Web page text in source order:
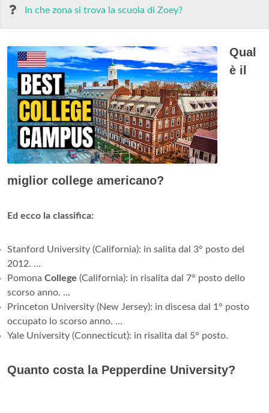
In che zona si trova la scuola di Zoey?
Qual
è il
miglior college americano?
Ed ecco la classifica:
Stanford University (California): in salita dal 3° posto del
2012. ...
Pomona College (California): in risalita dal 7° posto dello
scorso anno. ...
Princeton University (New Jersey): in discesa dal 1° posto
occupato lo scorso anno. ...
Yale University (Connecticut): in risalita dal 5° posto.
Quanto costa la Pepperdine University?